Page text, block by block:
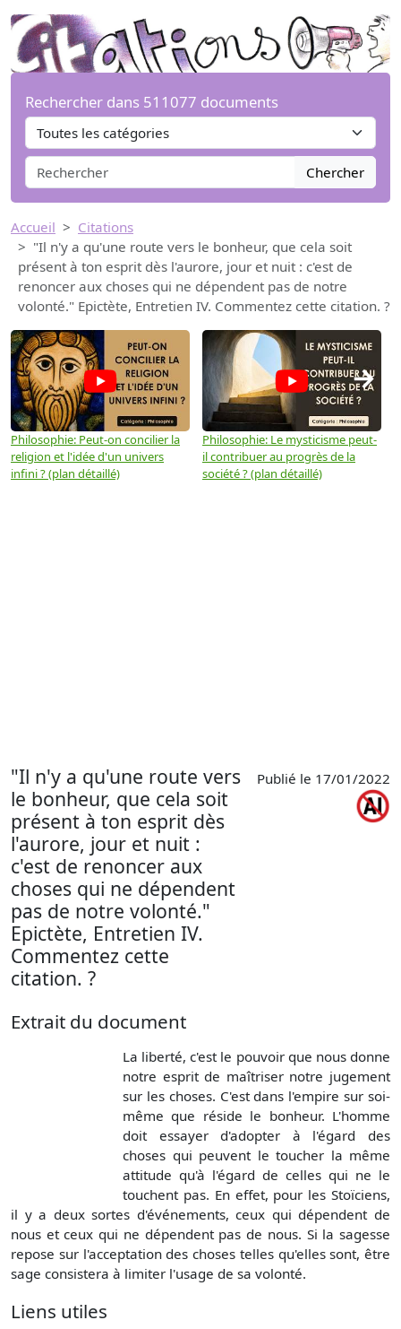
Rechercher dans 511077 documents
Chercher
Accueil
Citations
"Il n'y a qu'une route vers le bonheur, que cela soit
présent à ton esprit dès l'aurore, jour et nuit : c'est de
renoncer aux choses qui ne dépendent pas de notre
volonté." Epictète, Entretien IV. Commentez cette citation. ?
Philosophie: Peut-on concilier la
religion et l'idée d'un univers
infini ? (plan détaillé)
Philosophie: Le mysticisme peut-
il contribuer au progrès de la
société ? (plan détaillé)
→
"Il n'y a qu'une route vers
le bonheur, que cela soit
présent à ton esprit dès
l'aurore, jour et nuit :
c'est de renoncer aux
choses qui ne dépendent
pas de notre volonté."
Epictète, Entretien IV.
Commentez cette
citation. ?
Publié le 17/01/2022
Extrait du document
La liberté, c'est le pouvoir que nous donne
notre esprit de maîtriser notre jugement
sur les choses. C'est dans l'empire sur soi-
même que réside le bonheur. L'homme
doit essayer d'adopter à l'égard des
choses qui peuvent le toucher la même
attitude qu'à l'égard de celles qui ne le
touchent pas. En effet, pour les Stoïciens,
il y a deux sortes d'événements, ceux qui dépendent de
nous et ceux qui ne dépendent pas de nous. Si la sagesse
repose sur l'acceptation des choses telles qu'elles sont, être
sage consistera à limiter l'usage de sa volonté.
Liens utiles